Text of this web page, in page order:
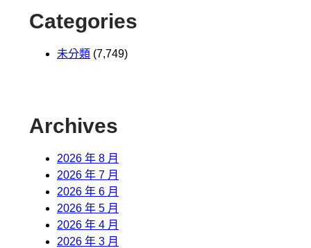
Categories
未分類 (7,749)
Archives
2026 年 8 月
2026 年 7 月
2026 年 6 月
2026 年 5 月
2026 年 4 月
2026 年 3 月